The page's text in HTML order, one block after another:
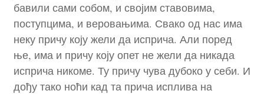
бавили сами собом, и својим ставовима,
поступцима, и веровањима. Свако од нас има
неку причу коју жели да исприча. Али поред
ње, има и причу коју опет не жели да никада
исприча никоме. Ту причу чува дубоко у себи. И
дођу тако ноћи кад та прича исплива на